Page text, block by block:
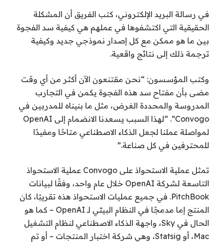
في رسالة البريد الإلكتروني، كتب الفريق أن المشكلة
الحقيقية التي اكتشفوها في عملهم هي كيفية سد الفجوة
بين ما هو ممكن مع كل إصدار نموذجي جديد وكيفية
ترجمة ذلك إلى نتائج واقعية.
وكتب المؤسسون: “نحن مقتنعون الآن أكثر من أي وقت
مضى بأن مفتاح سد هذه الفجوة يكمن في التجارب
المدروسة والمحددة الغرض، مثل ما بنيناه للمدربين في
Convogo”. “لهذا السبب يسعدنا الانضمام إلى OpenAI
لمواصلة عملنا لجعل الذكاء الاصطناعي متاحًا ومفيدًا
للمحترفين في كل صناعة.”
تمثل عملية الاستحواذ على Convogo عملية الاستحواذ
التاسعة لشركة OpenAI خلال عام واحد، وفقًا لبيانات
PitchBook. في جميع عمليات الاستحواذ هذه تقريبًا، كان
المنتج إما مدمجًا في النظام البيئي لـ OpenAI – كما هو
الحال في Sky، واجهة الذكاء الاصطناعي لنظام التشغيل
Mac، أو Statsig، وهي شركة اختبار المنتجات – أو تم